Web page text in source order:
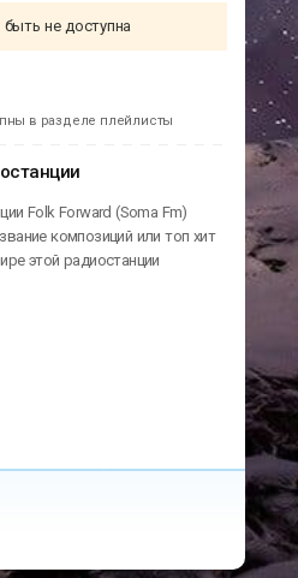
не доступна
в разделе плейлисты
Folk Forward (Soma Fm)
композиций или топ хит
этой радиостанции